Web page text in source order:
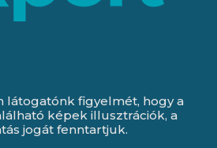
látogatónk figyelmét, hogy a
képek illusztrációk, a
jogát fenntartjuk.